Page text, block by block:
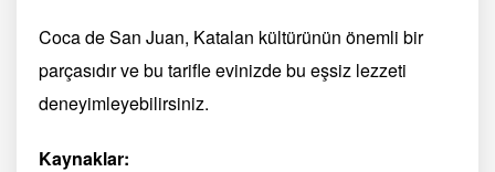
Coca de San Juan, Katalan kültürünün önemli bir
parçasıdır ve bu tarifle evinizde bu eşsiz lezzeti
deneyimleyebilirsiniz.
Kaynaklar: